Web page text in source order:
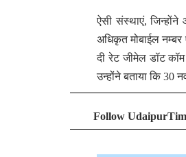
ऐसी संस्थाएं,
अधिकृत मोबाईल
दी रेट जीमेल डॉट
उन्होंने बताया कि 30
Follow